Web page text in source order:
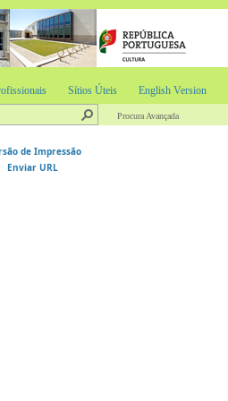
Sítios Úteis English Version
Procura Avançada
de Impressão
Enviar URL